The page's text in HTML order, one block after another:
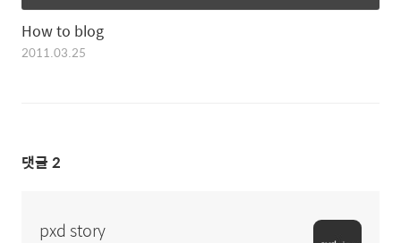
How to blog
2011.03.25
댓글 2
pxd story